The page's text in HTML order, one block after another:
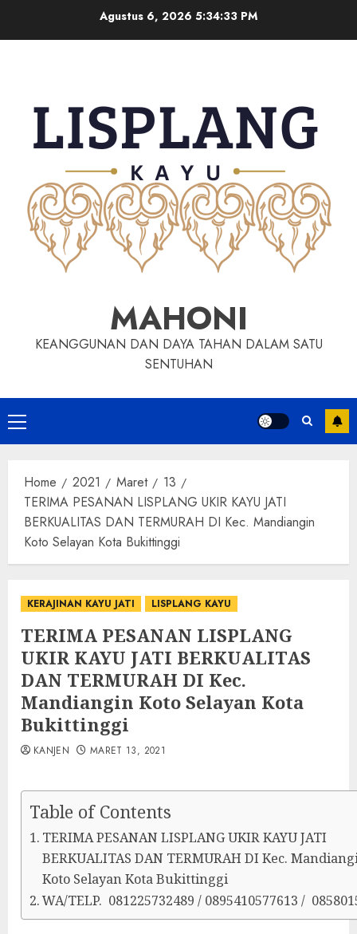
Agustus 6, 2026 5:34:34 PM
MAHONI
KEANGGUNAN DAN DAYA TAHAN DALAM SATU
SENTUHAN
Home 2021 Maret
13
TERIMA PESANAN LISPLANG UKIR KAYU JATI
BERKUALITAS DAN TERMURAH DI Kec. Mandiangin
Koto Selayan Kota Bukittinggi
KERAJINAN KAYU JATI LISPLANG KAYU
TERIMA PESANAN LISPLANG
UKIR KAYU JATI BERKUALITAS
DAN TERMURAH DI Kec.
Mandiangin Koto Selayan Kota
Bukittinggi
KANJEN MARET 13, 2021
Table of Contents
TERIMA PESANAN LISPLANG UKIR KAYU JATI
BERKUALITAS DAN TERMURAH DI Kec.
Koto Selayan Kota Bukittinggi
WA/TELP. 081225732489 / 0895410577613 /